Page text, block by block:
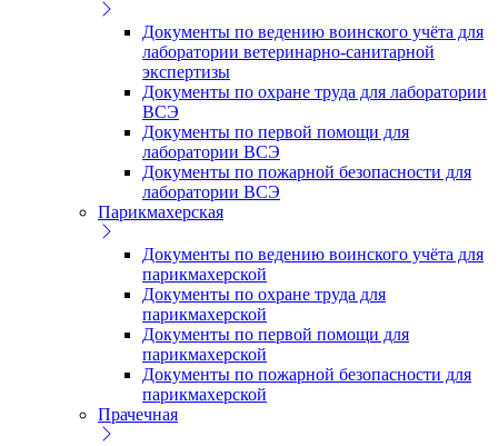
Документы по ведению воинского учёта для
лаборатории ветеринарно-санитарной
экспертизы
Документы по охране труда для лаборатории
ВСЭ
Документы по первой помощи для
лаборатории ВСЭ
Документы по пожарной безопасности для
лаборатории ВСЭ
Парикмахерская
Документы по ведению воинского учёта для
парикмахерской
Документы по охране труда для
парикмахерской
Документы по первой помощи для
парикмахерской
Документы по пожарной безопасности для
парикмахерской
Прачечная